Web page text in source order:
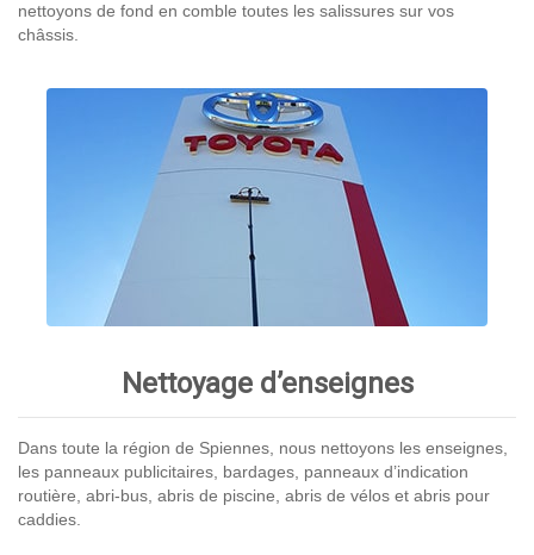
nettoyons de fond en comble toutes les salissures sur vos
châssis.
Nettoyage d’enseignes
Dans toute la région de Spiennes, nous nettoyons les enseignes,
les panneaux publicitaires, bardages, panneaux d’indication
routière, abri-bus, abris de piscine, abris de vélos et abris pour
caddies.